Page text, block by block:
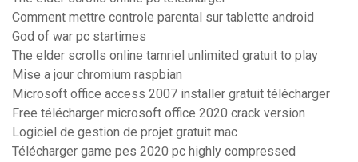
Comment mettre controle parental sur tablette android
God of war pc startimes
The elder scrolls online tamriel unlimited gratuit to play
Mise a jour chromium raspbian
Microsoft office access 2007 installer gratuit télécharger
Free télécharger microsoft office 2020 crack version
Logiciel de gestion de projet gratuit mac
Télécharger game pes 2020 pc highly compressed